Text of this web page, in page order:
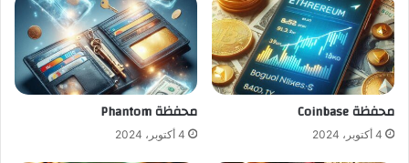
محفظة Coinbase
4 أكتوبر، 2024
محفظة Phantom
4 أكتوبر، 2024